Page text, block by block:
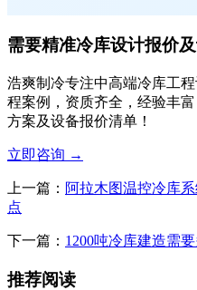
需要精准冷库设计报价
浩爽制冷专注中高端冷库工
程案例，资质齐全，经验丰
方案及设备报价清单！
立即咨询 →
上一篇： 阿拉木图温控冷库
点
下一篇： 1200吨冷库建造需
推荐阅读